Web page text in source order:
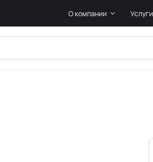
О компании Услуги